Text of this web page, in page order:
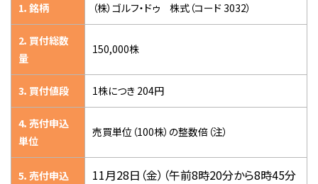
1．銘柄 （株）ゴルフ・ドゥ 株式（コード 3032）
2．買付総数
量
150,000株
3．買付値段 1株につき 204円
4．売付申込
単位
売買単位（100株）の整数倍（注）
5．売付申込
11月28日（金）（午前8時20分から8時45分